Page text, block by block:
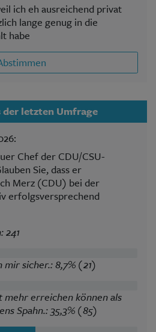
ich eh ausreichend privat
lange genug in die
habe
letzten Umfrage
Chef der CDU/CSU-
Sie, dass er
Merz (CDU) bei der
erfolgsversprechend
241
mir sicher.: 8,7% (21)
erreichen können als
Spahn.: 35,3% (85)